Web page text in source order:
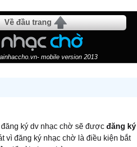
Về đầu trang
mobile version 2013
ký dv nhạc chờ sẽ được đăng ký
vì đăng ký nhạc chờ là điều kiện bắt